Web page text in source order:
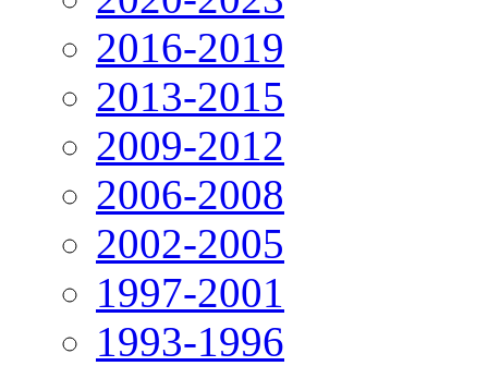
2016-2019
2013-2015
2009-2012
2006-2008
2002-2005
1997-2001
1993-1996